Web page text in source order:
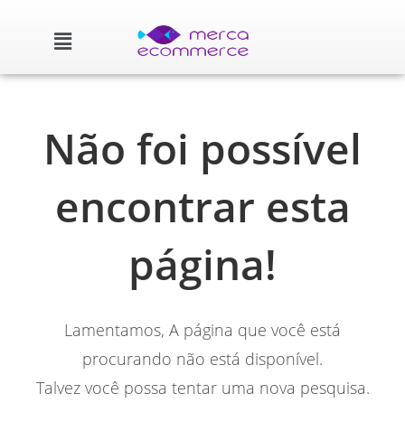
Não foi possível
encontrar esta
página!
Lamentamos, A página que você está
procurando não está disponível.
Talvez você possa tentar uma nova pesquisa.